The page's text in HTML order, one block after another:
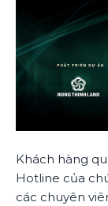
Khách hàng
Hotline của
các chuyên